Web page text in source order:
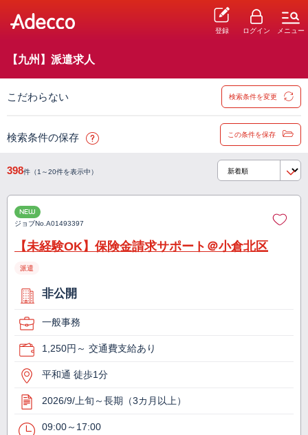
登録 ログイン メニュー
【九州】派遣求人
こだわらない 検索条件を変更
検索条件の保存 この条件を保存
398件（1～20件を表示中）
NEW
ジョブNo.A01493397
【未経験OK】保険金請求サポート＠小倉北区
派遣
非公開
一般事務
1,250円～ 交通費支給あり
平和通 徒歩1分
2026/9/上旬～長期（3カ月以上）
09:00～17:00